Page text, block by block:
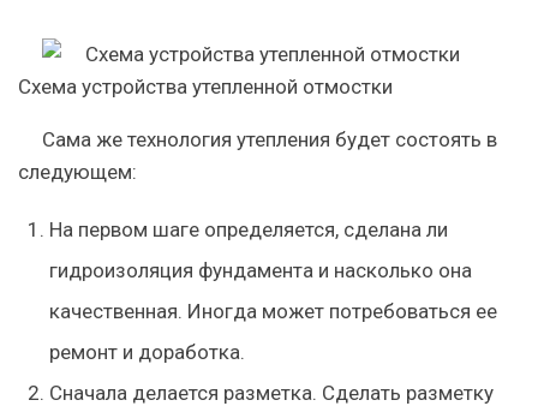
Схема устройства утепленной отмостки
Сама же технология утепления будет состоять в
следующем:
На первом шаге определяется, сделана ли
гидроизоляция фундамента и насколько она
качественная. Иногда может потребоваться ее
ремонт и доработка.
Сначала делается разметка. Сделать разметку